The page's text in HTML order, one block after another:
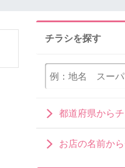
チラシを探す
都道府県から
お店の名前か